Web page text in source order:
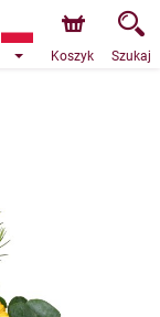
naszego
termin dostawy
Koszyk Szukaj